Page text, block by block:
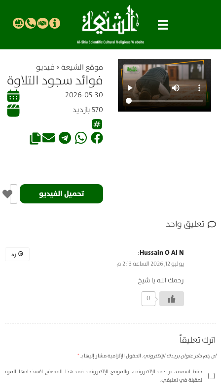
موقع الشیعة» فيديو
فوائد سجود التلاوة
2026-05-30
570 بازدید
تحميل الفيديو
تعليق واحد
Hussain O Al N
:
يوليو 12, 2026 الساعة 2:13 م
رحمك الله يا شيخ
0
رد
اترك تعليقاً
لن يتم نشر عنوان بريدك الإلكتروني.الحقول الإلزامية مشار إليها بـ*
احفظ اسمي، بريدي الإلكتروني، والموقع الإلكتروني في هذا المتصفح لاستخدامها المرة
المقبلة في تعليقي.